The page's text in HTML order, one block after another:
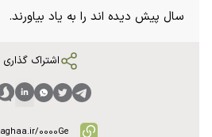
سال پیش دیده اند را به یاد بیاورند.
اشتراک گذاری